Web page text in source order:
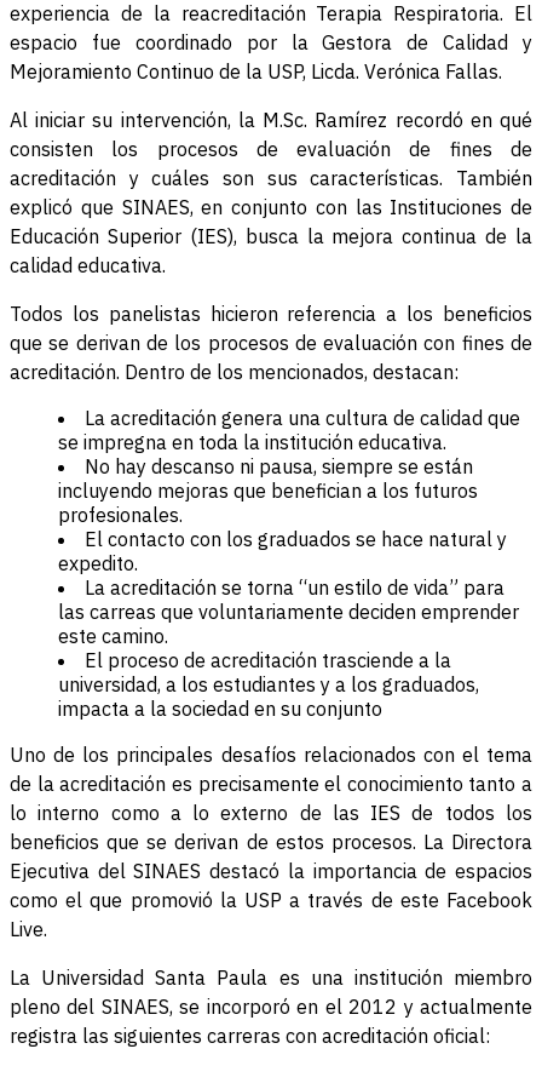
experiencia de la reacreditación Terapia Respiratoria. El
espacio fue coordinado por la Gestora de Calidad y
Mejoramiento Continuo de la USP, Licda. Verónica Fallas.
Al iniciar su intervención, la M.Sc. Ramírez recordó en qué
consisten los procesos de evaluación de fines de
acreditación y cuáles son sus características. También
explicó que SINAES, en conjunto con las Instituciones de
Educación Superior (IES), busca la mejora continua de la
calidad educativa.
Todos los panelistas hicieron referencia a los beneficios
que se derivan de los procesos de evaluación con fines de
acreditación. Dentro de los mencionados, destacan:
La acreditación genera una cultura de calidad que
se impregna en toda la institución educativa.
No hay descanso ni pausa, siempre se están
incluyendo mejoras que benefician a los futuros
profesionales.
El contacto con los graduados se hace natural y
expedito.
La acreditación se torna “un estilo de vida” para
las carreas que voluntariamente deciden emprender
este camino.
El proceso de acreditación trasciende a la
universidad, a los estudiantes y a los graduados,
impacta a la sociedad en su conjunto
Uno de los principales desafíos relacionados con el tema
de la acreditación es precisamente el conocimiento tanto a
lo interno como a lo externo de las IES de todos los
beneficios que se derivan de estos procesos. La Directora
Ejecutiva del SINAES destacó la importancia de espacios
como el que promovió la USP a través de este Facebook
Live.
La Universidad Santa Paula es una institución miembro
pleno del SINAES, se incorporó en el 2012 y actualmente
registra las siguientes carreras con acreditación oficial: